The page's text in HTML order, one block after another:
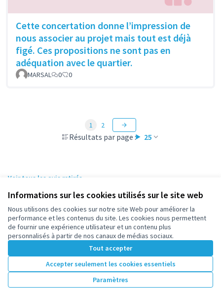
Informations sur les cookies utilisés sur le site web
Nous utilisons des cookies sur notre site Web pour améliorer la
performance et les contenus du site. Les cookies nous permettent
de fournir une expérience utilisateur et un contenu plus
personnalisés à partir de nos canaux de médias sociaux.
Tout accepter
Accepter seulement les cookies essentiels
Paramètres
Cette concertation donne l’impression de
nous associer au projet mais tout est déjà
figé. Ces propositions ne sont pas en
adéquation avec le quartier.
MARSAL 0 0
Résultats par page : 25
1 2
Voir tous les avis retirés
Conditions d'utilisation
Paramètres des cookies
participez.nanterre.fr sur X
(Lien externe)
participez.nanterre.fr sur Facebook
participez.nanterre.fr sur Instagram
participez.nanterre.fr sur YouTube
(Lien externe)
participez.nanterre.fr sur GitHub
(Lien externe)
Site réalisé grâce aulogiciel libre Decidim .
Licence
(Lien